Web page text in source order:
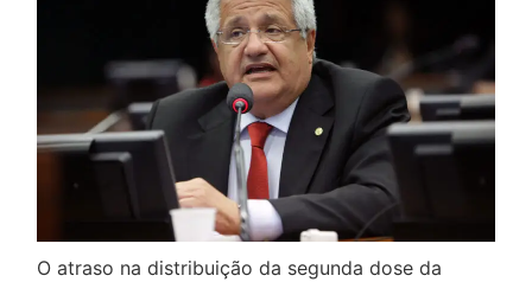
O atraso na distribuição da segunda dose da